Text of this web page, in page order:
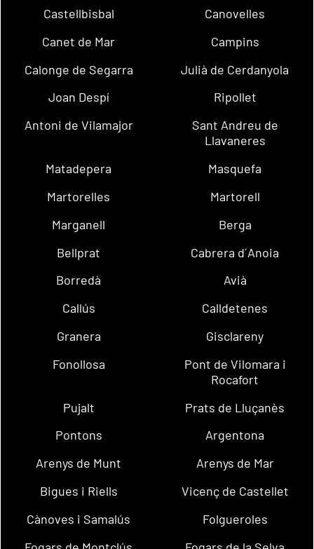
Castellbisbal
Canovelles
Canet de Mar
Campins
Calonge de Segarra
Julià de Cerdanyola
Joan Despí
Ripollet
Antoni de Vilamajor
Sant Andreu de
Llavaneres
Matadepera
Masquefa
Martorelles
Martorell
Marganell
Berga
Bellprat
Cabrera d´Anoia
Borredà
Avià
Callús
Calldetenes
Granera
Gisclareny
Fonollosa
Pont de Vilomara i
Rocafort
Pujalt
Prats de Lluçanès
Pontons
Argentona
Arenys de Munt
Arenys de Mar
Bigues i Riells
Vicenç de Castellet
Cànoves i Samalús
Folgueroles